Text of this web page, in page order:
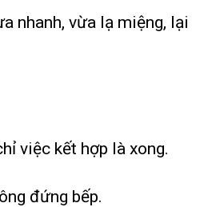
nhanh, vừa lạ miệng, lại
việc kết hợp là xong.
đứng bếp.